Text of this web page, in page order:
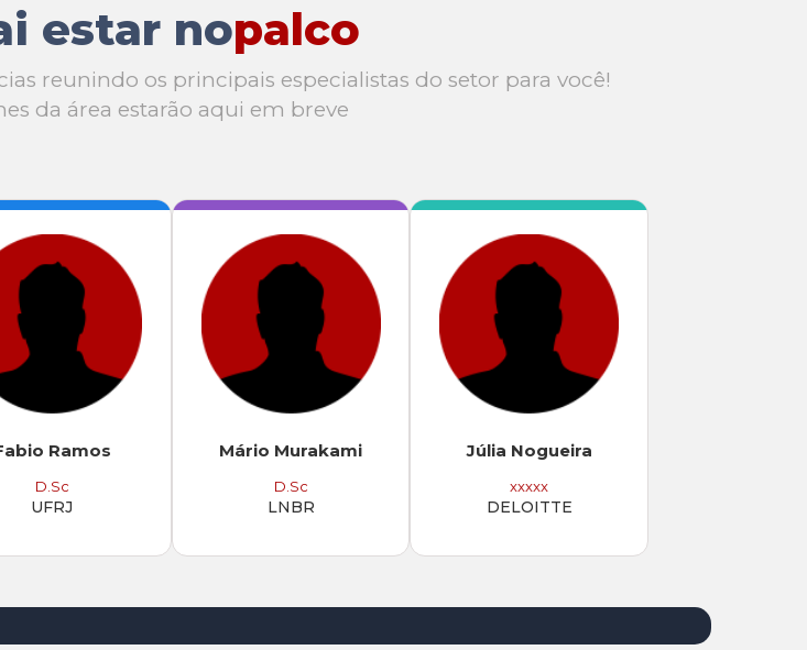
estar nopalco
reunindo os principais especialistas do setor para você!
da área estarão aqui em breve
Ramos
D.Sc
UFRJ
Mário Murakami
D.Sc
LNBR
Júlia Nogueira
xxxxx
DELOITTE